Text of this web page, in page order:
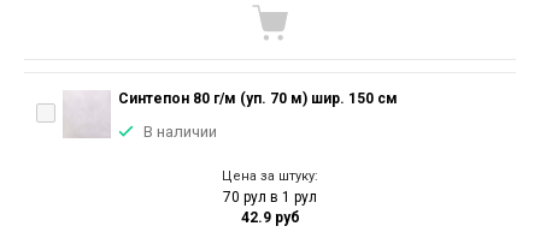
Синтепон 80 г/м (уп. 70 м) шир. 150 см
В наличии
Цена за штуку:
70 рул в 1 рул
42.9 руб